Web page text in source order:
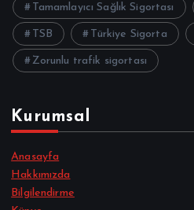
Tamamlayıcı Sağlık Sigortası
TSB Türkiye Sigorta
Zorunlu trafik sigortası
Kurumsal
Anasayfa
Hakkımızda
Bilgilendirme